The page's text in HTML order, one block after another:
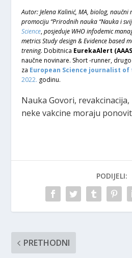
Autor: Jelena Kalinić, MA, biolog,
promociju “Prirodnih nauka “Nauka i
Science,posjeduje WHO infodemic
metrics Study design & Evidence based
trening. Dobitnica EurekaAlert
naučne novinare. Short -runner,
za European Science journalist of
2022. godinu.
Nauka Govori,
neke vakcine moraju
PODIJELI:
PRETHODNI